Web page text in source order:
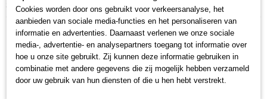
to Tank, GGX
Cookies worden door ons gebruikt voor verkeersanalyse, het
aanbieden van sociale media-functies en het personaliseren van
informatie en advertenties. Daarnaast verlenen we onze sociale
media-, advertentie- en analysepartners toegang tot informatie over
hoe u onze site gebruikt. Zij kunnen deze informatie gebruiken in
combinatie met andere gegevens die zij mogelijk hebben verzameld
door uw gebruik van hun diensten of die u hen hebt verstrekt.